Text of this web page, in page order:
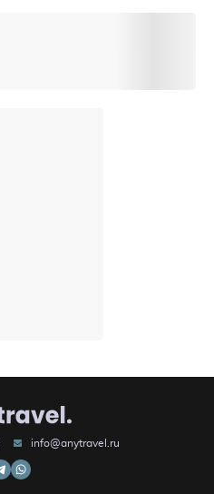
info@anytravel.ru